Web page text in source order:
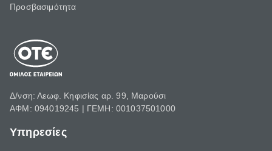
Προσβασιμότητα
Δ/νση: Λεωφ. Κηφισίας αρ. 99, Μαρούσι
ΑΦΜ: 094019245 | ΓΕΜΗ: 001037501000
Υπηρεσίες